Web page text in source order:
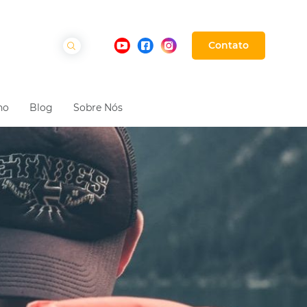
Contato
Blog Sobre Nós